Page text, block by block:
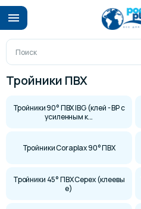
Тройники ПВХ
Тройники 90° ПВХ IBG (клей - ВР с
усиленным к...
Тройники Coraplax 90° ПВХ
Тройники 45° ПВХ Cepex (клеевы
е)